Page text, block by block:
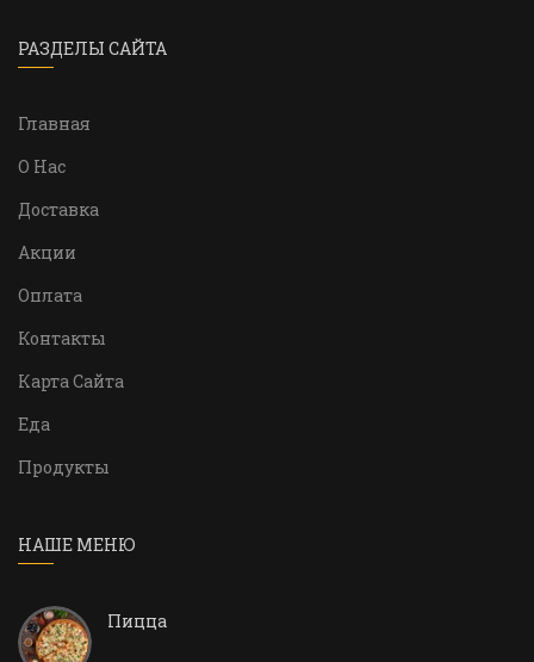
РАЗДЕЛЫ САЙТА
Главная
О Нас
Доставка
Акции
Оплата
Контакты
Карта Сайта
Еда
Продукты
НАШЕ МЕНЮ
Пицца